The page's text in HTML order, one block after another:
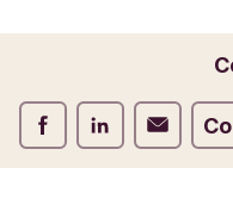
Compartir Facebook
Compartir LinkedIn
Compartir